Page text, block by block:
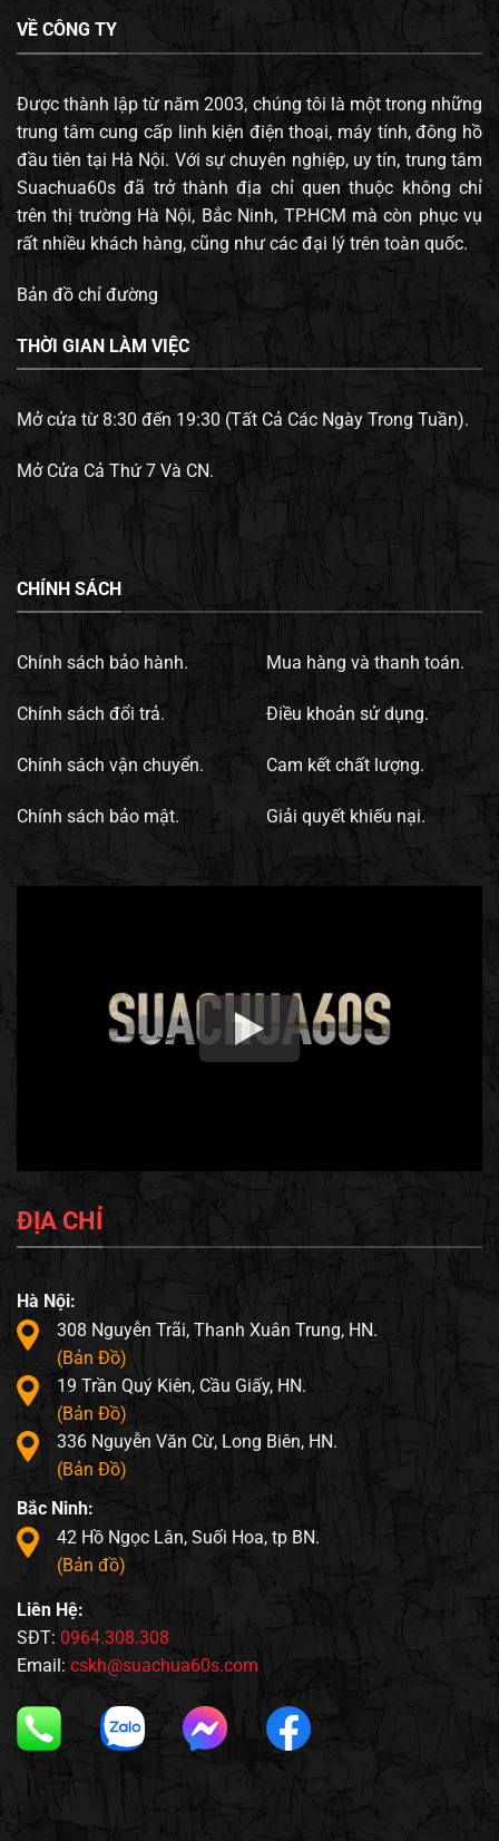
VỀ CÔNG TY
Được thành lập từ năm 2003, chúng tôi là một trong những
trung tâm cung cấp linh kiện điện thoại, máy tính, đông hồ
đầu tiên tại Hà Nội. Với sự chuyên nghiệp, uy tín, trung tâm
Suachua60s đã trở thành địa chỉ quen thuộc không chỉ
trên thị trường Hà Nội, Bắc Ninh, TP.HCM mà còn phục vụ
rất nhiều khách hàng, cũng như các đại lý trên toàn quốc.
Bản đồ chỉ đường
THỜI GIAN LÀM VIỆC
Mở cửa từ 8:30 đến 19:30 (Tất Cả Các Ngày Trong Tuần).
Mở Cửa Cả Thứ 7 Và CN.
CHÍNH SÁCH
Chính sách bảo hành.
Chính sách đổi trả.
Chính sách vận chuyển.
Chính sách bảo mật.
Mua hàng và thanh toán.
Điều khoản sử dụng.
Cam kết chất lượng.
Giải quyết khiếu nại.
ĐỊA CHỈ
Hà Nội:
308 Nguyễn Trãi, Thanh Xuân Trung, HN.
(Bản Đồ)
19 Trần Quý Kiên, Cầu Giấy, HN.
(Bản Đồ)
336 Nguyễn Văn Cừ, Long Biên, HN.
(Bản Đồ)
Bắc Ninh:
42 Hồ Ngọc Lân, Suối Hoa, tp BN.
(Bản đồ)
Liên Hệ:
SĐT: 0964.308.308
Email: cskh@suachua60s.com